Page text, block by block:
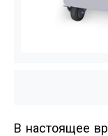
В настоящее